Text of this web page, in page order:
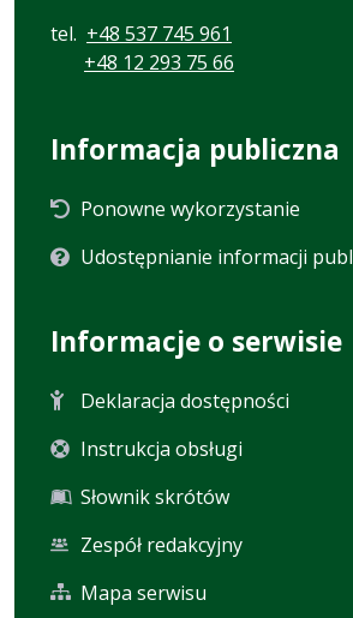
tel. +48 537 745 961
+48 12 293 75 66
Informacja publiczna
Ponowne wykorzystanie
Udostępnianie informacji
Informacje o serwisie
Deklaracja dostępności
Instrukcja obsługi
Słownik skrótów
Zespół redakcyjny
Mapa serwisu